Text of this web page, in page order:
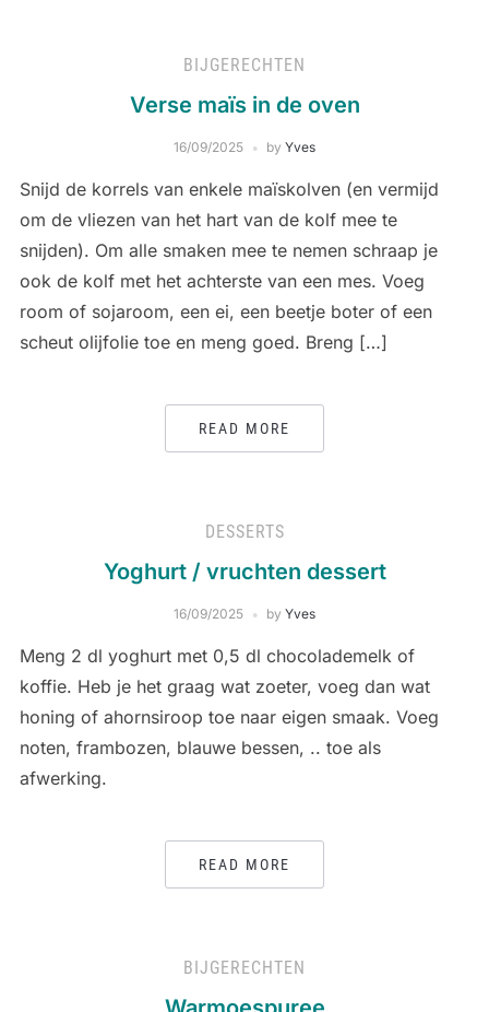
BIJGERECHTEN
Verse maïs in de oven
16/09/2025 by Yves
Snijd de korrels van enkele maïskolven (en vermijd
om de vliezen van het hart van de kolf mee te
snijden). Om alle smaken mee te nemen schraap je
ook de kolf met het achterste van een mes. Voeg
room of sojaroom, een ei, een beetje boter of een
scheut olijfolie toe en meng goed. Breng […]
READ MORE
DESSERTS
Yoghurt / vruchten dessert
16/09/2025 by Yves
Meng 2 dl yoghurt met 0,5 dl chocolademelk of
koffie. Heb je het graag wat zoeter, voeg dan wat
honing of ahornsiroop toe naar eigen smaak. Voeg
noten, frambozen, blauwe bessen, .. toe als
afwerking.
READ MORE
BIJGERECHTEN